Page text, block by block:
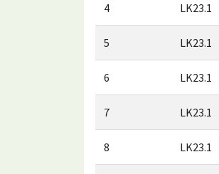
4 LK23.1
5 LK23.1
6 LK23.1
7 LK23.1
8 LK23.1